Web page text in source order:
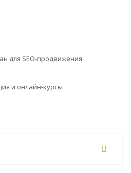
для SEO-продвижения
и онлайн-курсы